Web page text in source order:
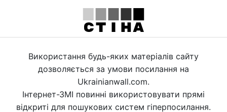
Використання будь-яких матеріалів сайту
дозволяється за умови посилання на
Ukrainianwall.com.
Інтернет-ЗМІ повинні використовувати прямі
відкриті для пошукових систем гіперпосилання.